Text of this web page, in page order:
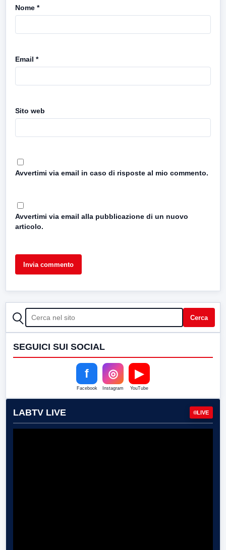
Nome *
Email *
Sito web
Avvertimi via email in caso di risposte al mio commento.
Avvertimi via email alla pubblicazione di un nuovo
articolo.
CERCA Cerca
SEGUICI SUI SOCIAL
f
Facebook
◎
Instagram
▶
YouTube
LABTV LIVE LIVE